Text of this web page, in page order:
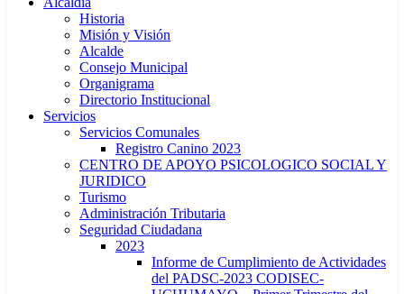
Historia
Misión y Visión
Alcalde
Consejo Municipal
Organigrama
Directorio Institucional
Servicios
Servicios Comunales
Registro Canino 2023
CENTRO DE APOYO PSICOLOGICO SOCIAL Y
JURIDICO
Turismo
Administración Tributaria
Seguridad Ciudadana
2023
Informe de Cumplimiento de Actividades
del PADSC-2023 CODISEC-